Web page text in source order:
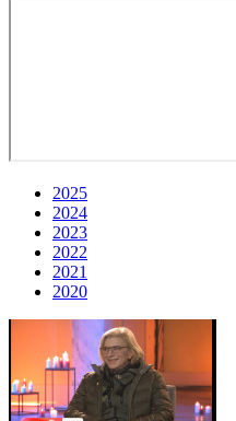
2025
2024
2023
2022
2021
2020